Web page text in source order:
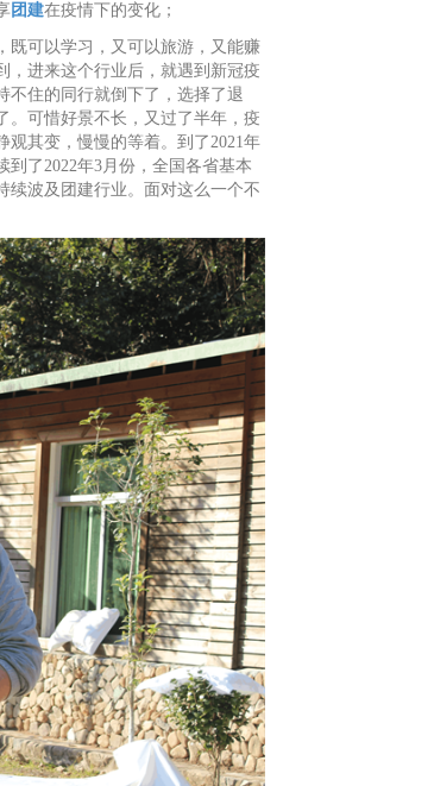
团建在疫情下的变化；
既可以学习，又可以旅游，又能赚
，进来这个行业后，就遇到新冠疫
不住的同行就倒下了，选择了退
。可惜好景不长，又过了半年，疫
其变，慢慢的等着。到了2021年
了2022年3月份，全国各省基本
续波及团建行业。面对这么一个不